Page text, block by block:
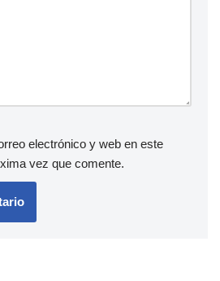
electrónico y web en este
vez que comente.